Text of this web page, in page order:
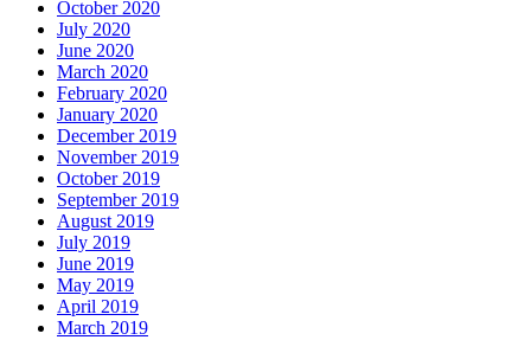
October 2020
July 2020
June 2020
March 2020
February 2020
January 2020
December 2019
November 2019
October 2019
September 2019
August 2019
July 2019
June 2019
May 2019
April 2019
March 2019